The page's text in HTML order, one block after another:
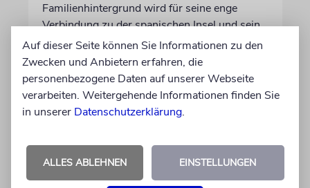
Familienhintergrund wird für seine enge
Verbindung zu der spanischen Insel und sein
Engagement für deren kulturelles Erbe geehrt
06.08.2026
Auf dieser Seite können Sie Informationen zu den
Zwecken und Anbietern erfahren, die
personenbezogene Daten auf unserer Webseite
verarbeiten. Weitergehende Informationen finden Sie
in unserer Datenschutzerklärung.
ALLES ABLEHNEN EINSTELLUNGEN